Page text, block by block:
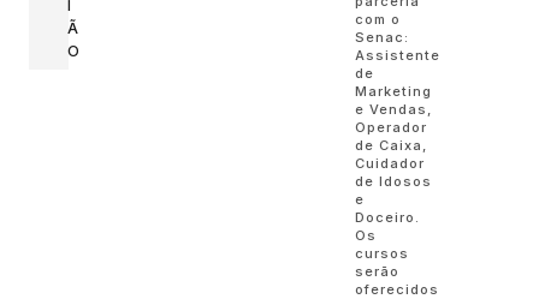
I
Ã
O
com o
Senac:
Assistente
de
Marketing
e Vendas,
Operador
de Caixa,
Cuidador
de Idosos
e
Doceiro.
Os
cursos
serão
oferecidos